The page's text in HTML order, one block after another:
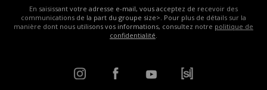
En saisissant votre adresse e-mail, vous acceptez de recevoir des
communications de la part du groupe size>. Pour plus de détails sur la
manière dont nous utilisons vos informations, consultez notre politique de
confidentialité.